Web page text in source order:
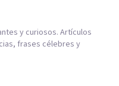
y curiosos. Artículos
frases célebres y